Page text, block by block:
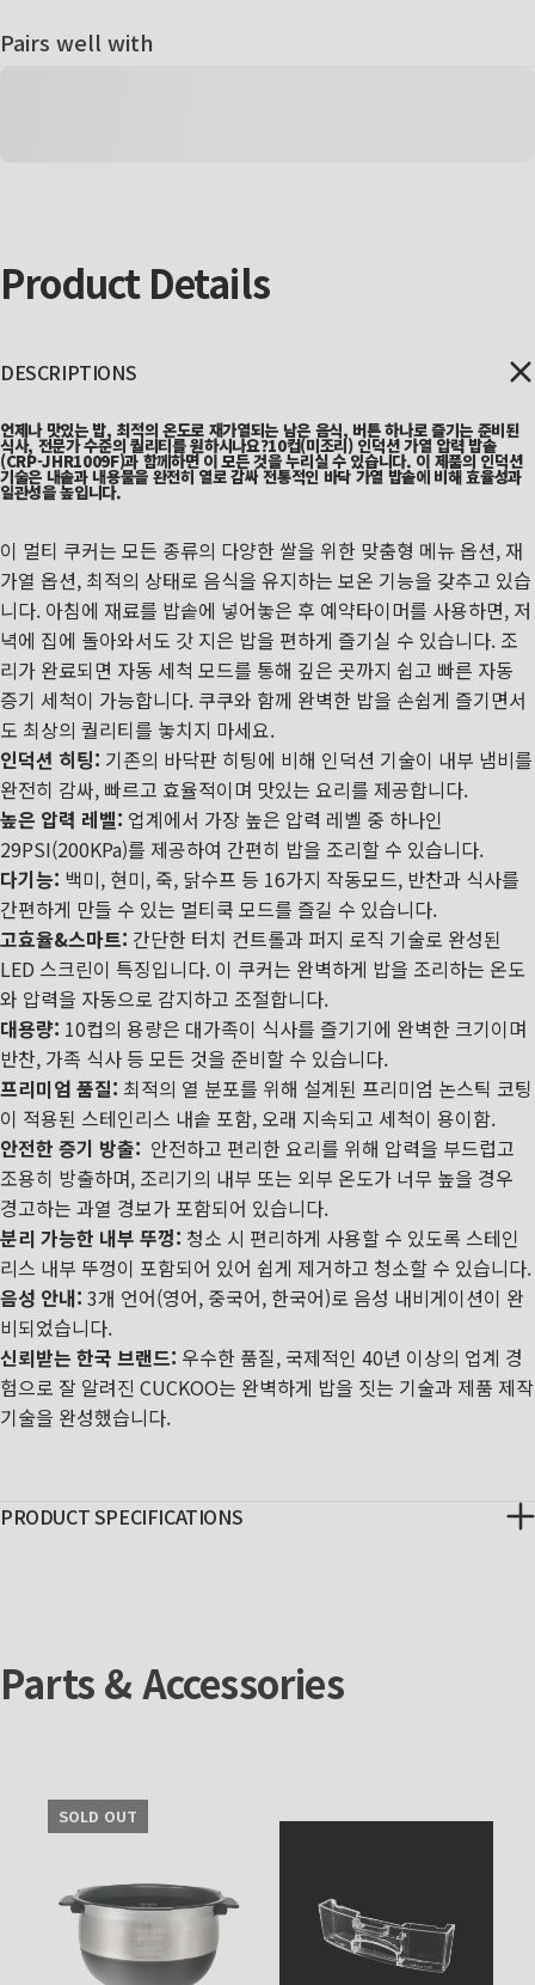
Pairs well with
Product Details
DESCRIPTIONS
언제나 맛있는 밥, 최적의 온도로 재가열되는 남은 음식, 버튼 하나로 즐기는 준비된
식사, 전문가 수준의 퀄리티를 원하시나요?10컵(미조리) 인덕션 가열 압력 밥솥
(CRP-JHR1009F)과 함께하면 이 모든 것을 누리실 수 있습니다. 이 제품의 인덕션
기술은 내솥과 내용물을 완전히 열로 감싸 전통적인 바닥 가열 밥솥에 비해 효율성과
일관성을 높입니다.
이 멀티 쿠커는 모든 종류의 다양한 쌀을 위한 맞춤형 메뉴 옵션, 재
가열 옵션, 최적의 상태로 음식을 유지하는 보온 기능을 갖추고 있습
니다. 아침에 재료를 밥솥에 넣어놓은 후 예약타이머를 사용하면, 저
녁에 집에 돌아와서도 갓 지은 밥을 편하게 즐기실 수 있습니다. 조
리가 완료되면 자동 세척 모드를 통해 깊은 곳까지 쉽고 빠른 자동
증기 세척이 가능합니다. 쿠쿠와 함께 완벽한 밥을 손쉽게 즐기면서
도 최상의 퀄리티를 놓치지 마세요.
인덕션 히팅: 기존의 바닥판 히팅에 비해 인덕션 기술이 내부 냄비를
완전히 감싸, 빠르고 효율적이며 맛있는 요리를 제공합니다.
높은 압력 레벨: 업계에서 가장 높은 압력 레벨 중 하나인
29PSI(200KPa)를 제공하여 간편히 밥을 조리할 수 있습니다.
다기능: 백미, 현미, 죽, 닭수프 등 16가지 작동모드, 반찬과 식사를
간편하게 만들 수 있는 멀티쿡 모드를 즐길 수 있습니다.
고효율&스마트: 간단한 터치 컨트롤과 퍼지 로직 기술로 완성된
LED 스크린이 특징입니다. 이 쿠커는 완벽하게 밥을 조리하는 온도
와 압력을 자동으로 감지하고 조절합니다.
대용량: 10컵의 용량은 대가족이 식사를 즐기기에 완벽한 크기이며
반찬, 가족 식사 등 모든 것을 준비할 수 있습니다.
프리미엄 품질: 최적의 열 분포를 위해 설계된 프리미엄 논스틱 코팅
이 적용된 스테인리스 내솥 포함, 오래 지속되고 세척이 용이함.
안전한 증기 방출: 안전하고 편리한 요리를 위해 압력을 부드럽고
조용히 방출하며, 조리기의 내부 또는 외부 온도가 너무 높을 경우
경고하는 과열 경보가 포함되어 있습니다.
분리 가능한 내부 뚜껑: 청소 시 편리하게 사용할 수 있도록 스테인
리스 내부 뚜껑이 포함되어 있어 쉽게 제거하고 청소할 수 있습니다.
음성 안내: 3개 언어(영어, 중국어, 한국어)로 음성 내비게이션이 완
비되었습니다.
신뢰받는 한국 브랜드: 우수한 품질, 국제적인 40년 이상의 업계 경
험으로 잘 알려진 CUCKOO는 완벽하게 밥을 짓는 기술과 제품 제작
기술을 완성했습니다.
PRODUCT SPECIFICATIONS
Parts & Accessories
SOLD OUT